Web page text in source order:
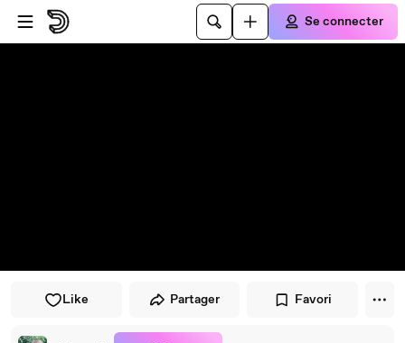
Passer au player
Passer au contenu principal
Se connecter
Like Partager Favori